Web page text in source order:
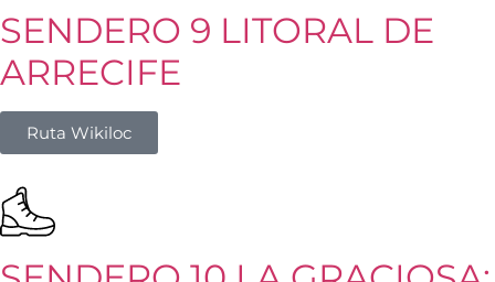
SENDERO 9 LITORAL DE
ARRECIFE
Ruta Wikiloc